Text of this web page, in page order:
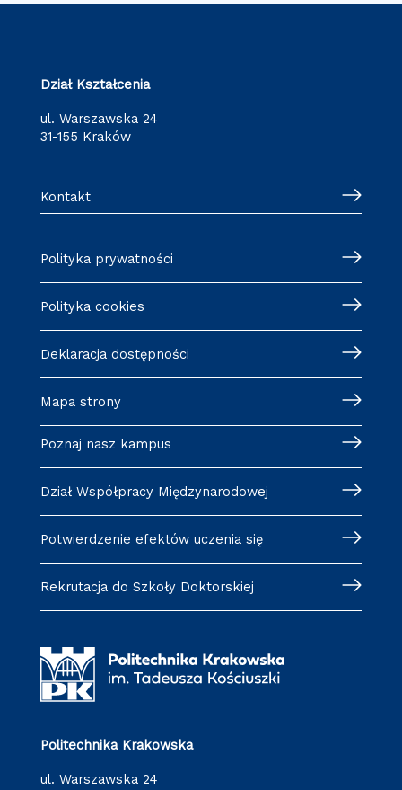
Dział Kształcenia
ul. Warszawska 24
31-155 Kraków
Kontakt
Polityka prywatności
Polityka cookies
Deklaracja dostępności
Mapa strony
Poznaj nasz kampus
Dział Współpracy Międzynarodowej
Potwierdzenie efektów uczenia się
Rekrutacja do Szkoły Doktorskiej
Politechnika Krakowska
ul. Warszawska 24